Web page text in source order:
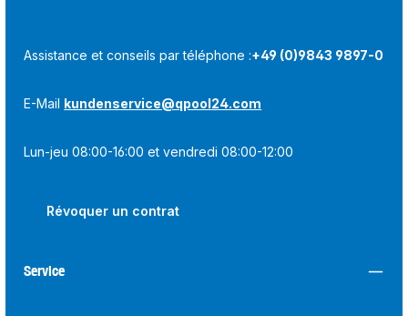
Assistance et conseils par téléphone :+49 (0)9843 9897-0
E-Mail kundenservice@qpool24.com
Lun-jeu 08:00-16:00 et vendredi 08:00-12:00
Révoquer un contrat
Service